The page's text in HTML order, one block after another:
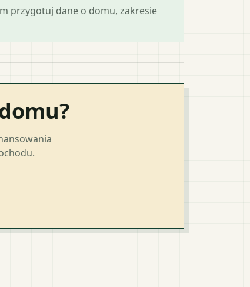
przygotuj dane o domu, zakresie